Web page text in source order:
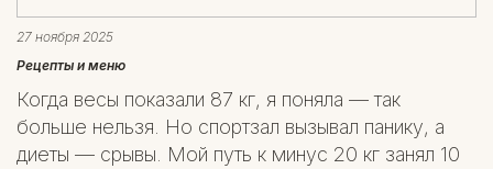
27 ноября 2025
Рецепты и меню
Когда весы показали 87 кг, я поняла — так
больше нельзя. Но спортзал вызывал панику, а
диеты — срывы. Мой путь к минус 20 кг занял 10